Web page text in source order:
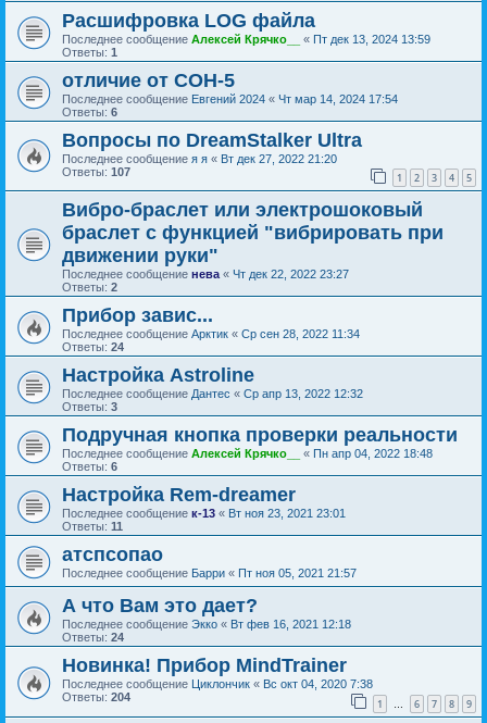
Расшифровка LOG файла
Последнее сообщение Алексей Крячко__ « Пт дек 13, 2024 13:59
Ответы: 1
отличие от СОН-5
Последнее сообщение Евгений 2024 « Чт мар 14, 2024 17:54
Ответы: 6
Вопросы по DreamStalker Ultra
Последнее сообщение я я « Вт дек 27, 2022 21:20
Ответы: 107 1 2 3 4 5
Вибро-браслет или электрошоковый
браслет с функцией "вибрировать при
движении руки"
Последнее сообщение нева « Чт дек 22, 2022 23:27
Ответы: 2
Прибор завис...
Последнее сообщение Арктик « Ср сен 28, 2022 11:34
Ответы: 24
Настройка Astroline
Последнее сообщение Дантес « Ср апр 13, 2022 12:32
Ответы: 3
Подручная кнопка проверки реальности
Последнее сообщение Алексей Крячко__ « Пн апр 04, 2022 18:48
Ответы: 6
Настройка Rem-dreamer
Последнее сообщение к-13 « Вт ноя 23, 2021 23:01
Ответы: 11
атспсопао
Последнее сообщение Барри « Пт ноя 05, 2021 21:57
А что Вам это дает?
Последнее сообщение Экко « Вт фев 16, 2021 12:18
Ответы: 24
Новинка! Прибор MindTrainer
Последнее сообщение Циклончик « Вс окт 04, 2020 7:38
Ответы: 204 1 … 6 7 8 9